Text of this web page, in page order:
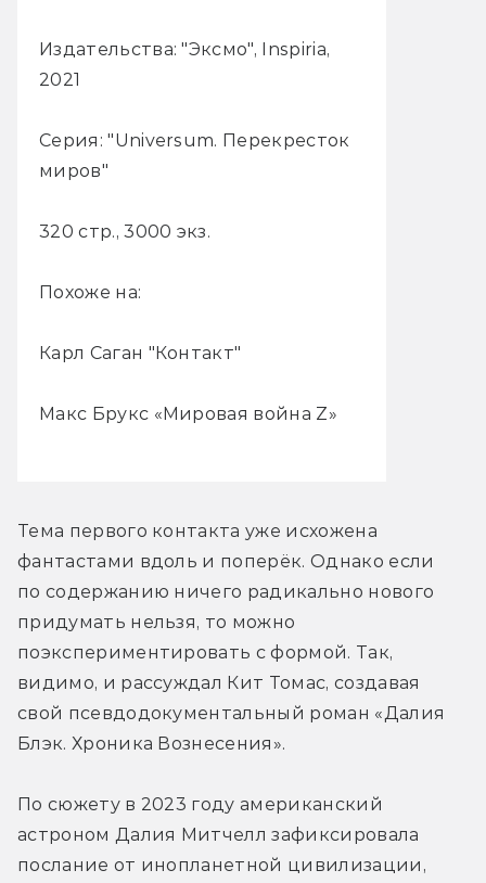
Издательства: "Эксмо", Inspiria,
2021
Серия: "Universum. Перекресток
миров"
320 стр., 3000 экз.
Похоже на:
Карл Саган "Контакт"
Макс Брукс «Мировая война Z»
Тема первого контакта уже исхожена
фантастами вдоль и поперёк. Однако если
по содержанию ничего радикально нового
придумать нельзя, то можно
поэкспериментировать с формой. Так,
видимо, и рассуждал Кит Томас, создавая
свой псевдодокументальный роман «Далия
Блэк. Хроника Вознесения».
По сюжету в 2023 году американский
астроном Далия Митчелл зафиксировала
послание от инопланетной цивилизации,